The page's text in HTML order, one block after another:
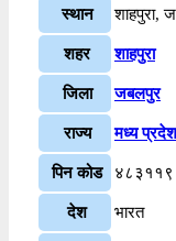
स्थान शाहपुरा,
शहर शाहपुरा
जिला जबलपुर
राज्य मध्य प्रदेश
पिन कोड ४८३११९
देश भारत